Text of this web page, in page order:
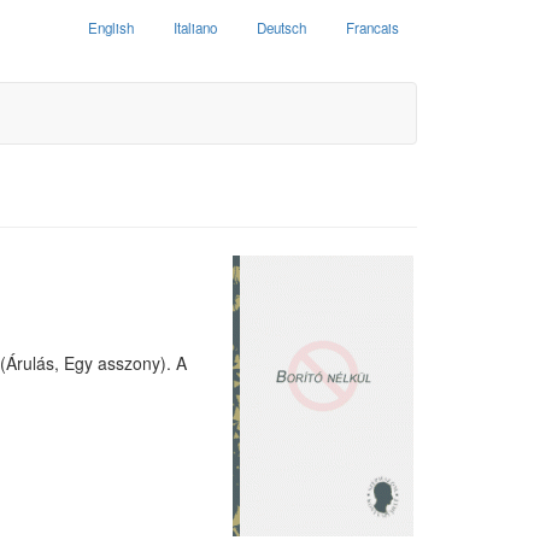
English Italiano Deutsch Francais
Egy asszony). A